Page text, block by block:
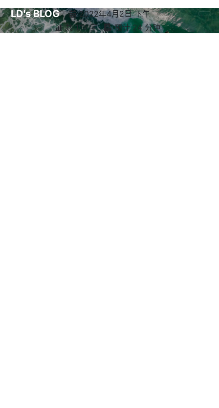
LD's BLOG
2022年4月2日 下午
共 1.1k 字
预计 24 分钟